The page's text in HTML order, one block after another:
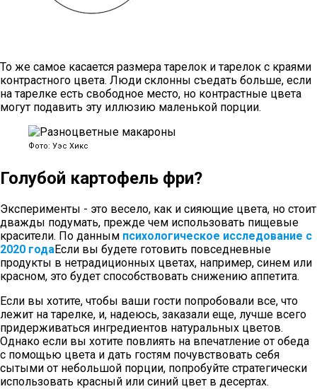
То же самое касается размера тарелок и тарелок с краями
контрастного цвета. Люди склонны съедать больше, если
на тарелке есть свободное место, но контрастные цвета
могут подавить эту иллюзию маленькой порции.
Фото: Уэс Хикс
Голубой картофель фри?
Эксперименты - это весело, как и сияющие цвета, но стоит
дважды подумать, прежде чем использовать пищевые
красители. По данным психологическое исследование с
2020 годаЕсли вы будете готовить повседневные
продукты в нетрадиционных цветах, например, синем или
красном, это будет способствовать снижению аппетита.
Если вы хотите, чтобы ваши гости попробовали все, что
лежит на тарелке, и, надеюсь, заказали еще, лучше всего
придерживаться ингредиентов натуральных цветов.
Однако если вы хотите повлиять на впечатление от обеда
с помощью цвета и дать гостям почувствовать себя
сытыми от небольшой порции, попробуйте стратегически
использовать красный или синий цвет в десертах.